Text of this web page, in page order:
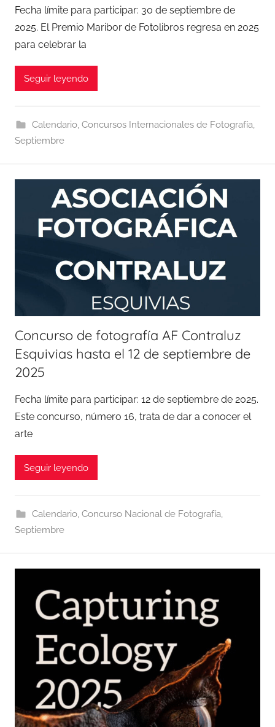
Fecha límite para participar: 30 de septiembre de
2025. El Premio Maribor de Fotolibros regresa en 2025
para celebrar la
Seguir leyendo
Calendario, Concursos Internacionales de Fotografía,
Septiembre
Concurso de fotografía AF Contraluz
Esquivias hasta el 12 de septiembre de
2025
Fecha límite para participar: 12 de septiembre de 2025.
Este concurso, número 16, trata de dar a conocer el
arte
Seguir leyendo
Calendario, Concurso Nacional de Fotografía,
Septiembre